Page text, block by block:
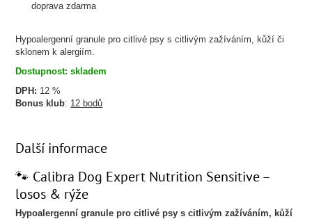
Hypoalergenní granule pro citlivé psy s citlivým zažíváním, kůží či
sklonem k alergiím.
Dostupnost: skladem
DPH: 12 %
Bonus klub: 12 bodů
doprava zdarma
Další informace
🐾 Calibra Dog Expert Nutrition Sensitive –
losos & rýže
Hypoalergenní granule pro citlivé psy s citlivým zažíváním, kůží